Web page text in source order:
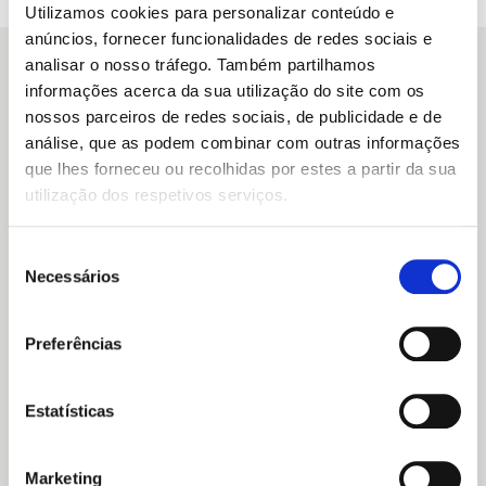
Utilizamos cookies para personalizar conteúdo e
anúncios, fornecer funcionalidades de redes sociais e
analisar o nosso tráfego. Também partilhamos
informações acerca da sua utilização do site com os
nossos parceiros de redes sociais, de publicidade e de
análise, que as podem combinar com outras informações
que lhes forneceu ou recolhidas por estes a partir da sua
utilização dos respetivos serviços.
Necessários
Preferências
Estatísticas
Marketing
Outras sugestões
preço
original
preço
atual
Estou irritado (As emoções
do Gastão)